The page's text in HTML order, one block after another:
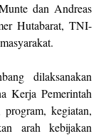
dan Andreas
Hutabarat, TNI-
dilaksanakan
Kerja Pemerintah
kegiatan,
arah kebijakan